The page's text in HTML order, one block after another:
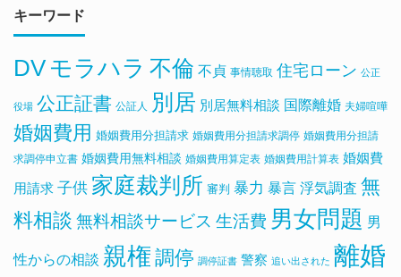
キーワード
DV モラハラ 不倫 不貞 事情聴取 住宅ローン 公正
役場 公正証書 公証人 別居 別居無料相談 国際離婚 夫婦喧嘩
婚姻費用 婚姻費用分担請求 婚姻費用分担請求調停 婚姻費用分担請
求調停申立書 婚姻費用無料相談 婚姻費用算定表 婚姻費用計算表 婚姻費
用請求 子供 家庭裁判所 審判 暴力 暴言 浮気調査 無
料相談 無料相談サービス 生活費 男女問題 男
性からの相談 親権 調停 調停証書 警察 追い出された 離婚